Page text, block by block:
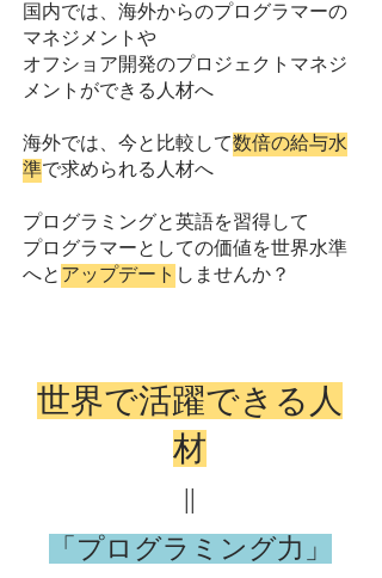
国内では、海外からのプログラマーの
マネジメントや
オフショア開発のプロジェクトマネジ
メントができる人材へ
海外では、今と比較して数倍の給与水
準で求められる人材へ
​プログラミングと英語を習得して
プログラマーとしての価値を世界水準
へと アップデート しませんか？
世界で活躍できる人
材
||
「プログラミング力」